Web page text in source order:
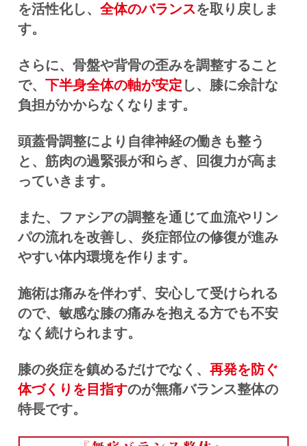
を活性化し、 全体のバランスを取り戻しま
す。
さらに、骨盤や背骨の歪みを調整すること
で、 下半身全体の軸が安定 し、膝に余計な
負担がかからなくなります。
頭蓋骨調整により自律神経の働きも整う
と、筋肉の過緊張が和らぎ、回復力が高ま
っていきます。
また、ファシアの調整を通じて血流やリン
パの流れを改善し、炎症部位の修復が進み
やすい体内環境を作ります。
施術は痛みを伴わず、安心して受けられる
ので、敏感な膝の痛みを抱える方でも不安
なく続けられます。
膝の炎症を鎮めるだけでなく、 再発を防ぐ
体づくりを目指すのが無痛バランス整体の
特長です。